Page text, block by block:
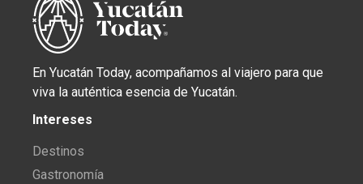
En Yucatán Today, acompañamos al viajero para que
viva la auténtica esencia de Yucatán.
Intereses
Destinos
Gastronomía